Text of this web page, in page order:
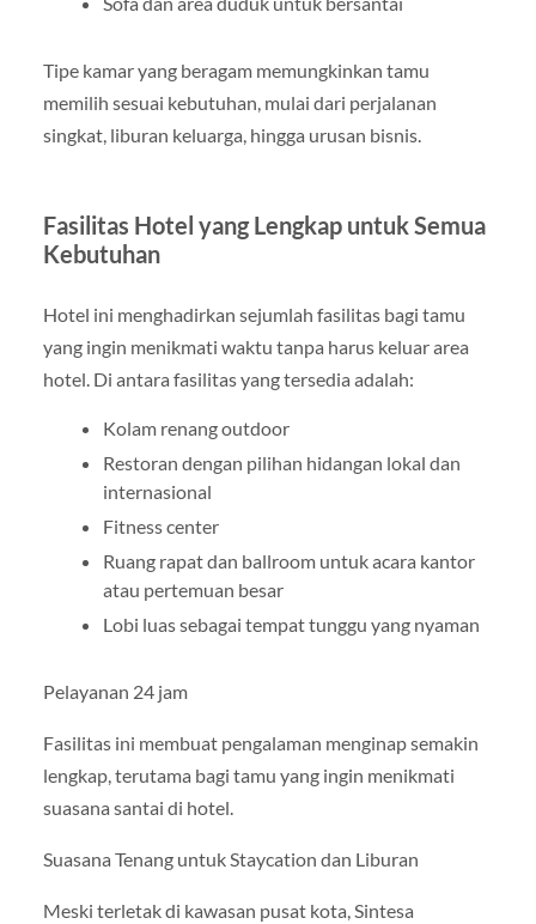
Tipe kamar yang beragam memungkinkan tamu
memilih sesuai kebutuhan, mulai dari perjalanan
singkat, liburan keluarga, hingga urusan bisnis.
Fasilitas Hotel yang Lengkap untuk Semua
Kebutuhan
Hotel ini menghadirkan sejumlah fasilitas bagi tamu
yang ingin menikmati waktu tanpa harus keluar area
hotel. Di antara fasilitas yang tersedia adalah:
Kolam renang outdoor
Restoran dengan pilihan hidangan lokal dan
internasional
Fitness center
Ruang rapat dan ballroom untuk acara kantor
atau pertemuan besar
Lobi luas sebagai tempat tunggu yang nyaman
Pelayanan 24 jam
Fasilitas ini membuat pengalaman menginap semakin
lengkap, terutama bagi tamu yang ingin menikmati
suasana santai di hotel.
Suasana Tenang untuk Staycation dan Liburan
Meski terletak di kawasan pusat kota, Sintesa